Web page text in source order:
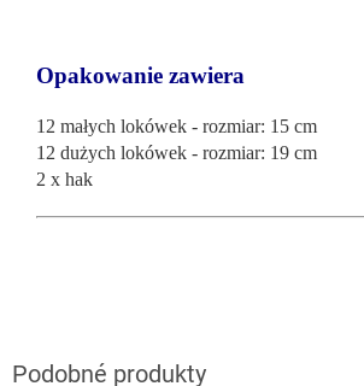
Opakowanie zawiera
12 małych lokówek - rozmiar: 15 cm
12 dużych lokówek - rozmiar: 19 cm
2 x hak